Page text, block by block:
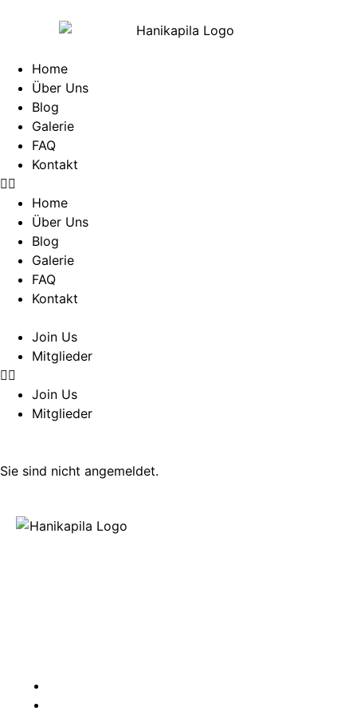
Home
Über Uns
Blog
Galerie
FAQ
Kontakt
Home
Über Uns
Blog
Galerie
FAQ
Kontakt
Join Us
Mitglieder
Join Us
Mitglieder
Sie sind nicht angemeldet.